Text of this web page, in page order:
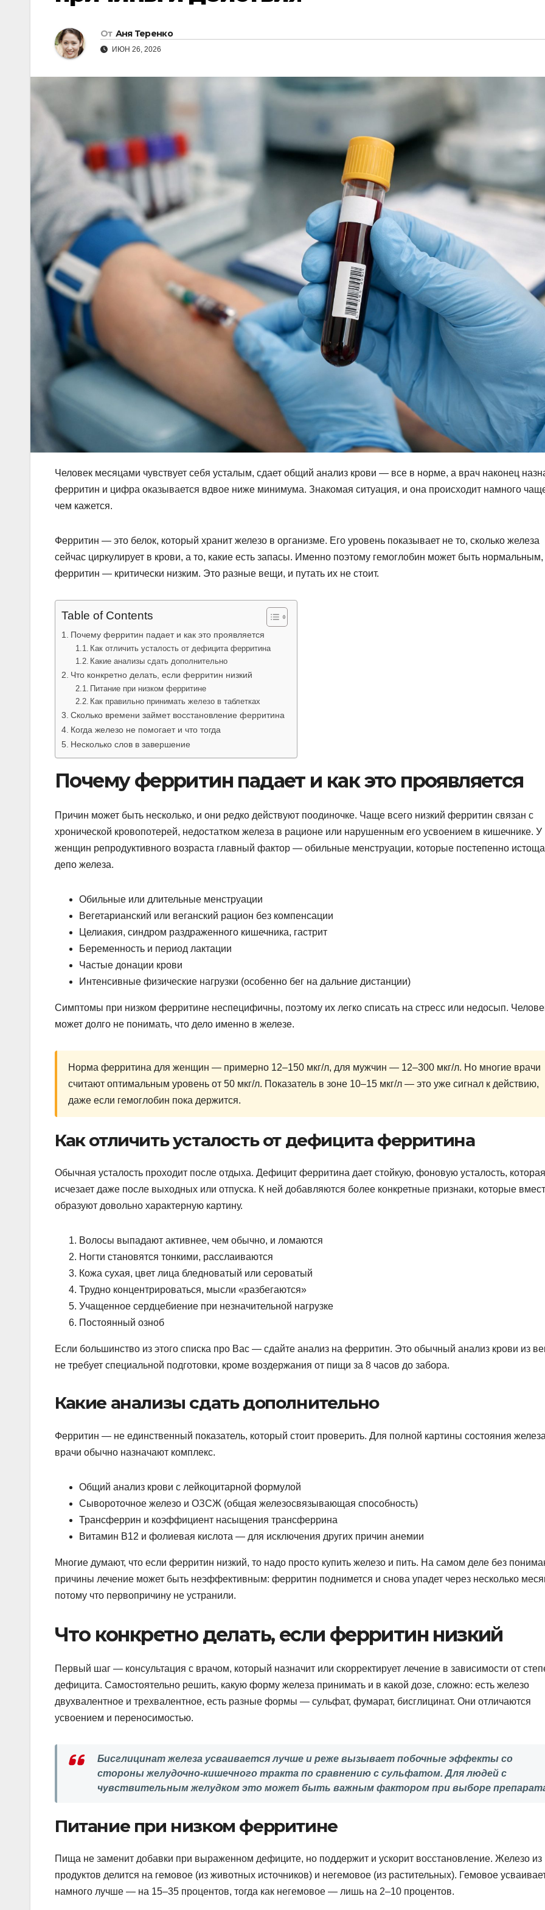
От Аня Теренко
ИЮН 26, 2026
Человек месяцами чувствует себя усталым, сдает общий анализ крови — все в норме, а врач наконец
ферритин и цифра оказывается вдвое ниже минимума. Знакомая ситуация, и она происходит намного
чем кажется.
Ферритин — это белок, который хранит железо в организме. Его уровень показывает не то, сколько железа
сейчас циркулирует в крови, а то, какие есть запасы. Именно поэтому гемоглобин может быть нормальным,
ферритин — критически низким. Это разные вещи, и путать их не стоит.
Table of Contents
Почему ферритин падает и как это проявляется
Как отличить усталость от дефицита ферритина
Какие анализы сдать дополнительно
Что конкретно делать, если ферритин низкий
Питание при низком ферритине
Как правильно принимать железо в таблетках
Сколько времени займет восстановление ферритина
Когда железо не помогает и что тогда
Несколько слов в завершение
Почему ферритин падает и как это проявляется
Причин может быть несколько, и они редко действуют поодиночке. Чаще всего низкий ферритин связан с
хронической кровопотерей, недостатком железа в рационе или нарушенным его усвоением в кишечнике. У
женщин репродуктивного возраста главный фактор — обильные менструации, которые постепенно
депо железа.
Обильные или длительные менструации
Вегетарианский или веганский рацион без компенсации
Целиакия, синдром раздраженного кишечника, гастрит
Беременность и период лактации
Частые донации крови
Интенсивные физические нагрузки (особенно бег на дальние дистанции)
Симптомы при низком ферритине неспецифичны, поэтому их легко списать на стресс или недосып.
может долго не понимать, что дело именно в железе.
Норма ферритина для женщин — примерно 12–150 мкг/л, для мужчин — 12–300 мкг/л. Но многие врачи
считают оптимальным уровень от 50 мкг/л. Показатель в зоне 10–15 мкг/л — это уже сигнал к действию,
даже если гемоглобин пока держится.
Как отличить усталость от дефицита ферритина
Обычная усталость проходит после отдыха. Дефицит ферритина дает стойкую, фоновую усталость,
исчезает даже после выходных или отпуска. К ней добавляются более конкретные признаки, которые
образуют довольно характерную картину.
Волосы выпадают активнее, чем обычно, и ломаются
Ногти становятся тонкими, расслаиваются
Кожа сухая, цвет лица бледноватый или сероватый
Трудно концентрироваться, мысли «разбегаются»
Учащенное сердцебиение при незначительной нагрузке
Постоянный озноб
Если большинство из этого списка про Вас — сдайте анализ на ферритин. Это обычный анализ крови из
не требует специальной подготовки, кроме воздержания от пищи за 8 часов до забора.
Какие анализы сдать дополнительно
Ферритин — не единственный показатель, который стоит проверить. Для полной картины состояния железа
врачи обычно назначают комплекс.
Общий анализ крови с лейкоцитарной формулой
Сывороточное железо и ОЗСЖ (общая железосвязывающая способность)
Трансферрин и коэффициент насыщения трансферрина
Витамин В12 и фолиевая кислота — для исключения других причин анемии
Многие думают, что если ферритин низкий, то надо просто купить железо и пить. На самом деле без
причины лечение может быть неэффективным: ферритин поднимется и снова упадет через несколько
потому что первопричину не устранили.
Что конкретно делать, если ферритин низкий
Первый шаг — консультация с врачом, который назначит или скорректирует лечение в зависимости от
дефицита. Самостоятельно решить, какую форму железа принимать и в какой дозе, сложно: есть железо
двухвалентное и трехвалентное, есть разные формы — сульфат, фумарат, бисглицинат. Они отличаются
усвоением и переносимостью.
Бисглицинат железа усваивается лучше и реже вызывает побочные эффекты со
стороны желудочно-кишечного тракта по сравнению с сульфатом. Для людей с
чувствительным желудком это может быть важным фактором при выборе
Питание при низком ферритине
Пища не заменит добавки при выраженном дефиците, но поддержит и ускорит восстановление. Железо из
продуктов делится на гемовое (из животных источников) и негемовое (из растительных). Гемовое
намного лучше — на 15–35 процентов, тогда как негемовое — лишь на 2–10 процентов.